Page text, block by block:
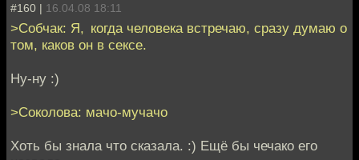
#160 | 16.04.08 18:11
>Собчак: Я, когда человека встречаю, сразу думаю о
том, каков он в сексе.
Ну-ну :)
>Соколова: мачо-мучачо
Хоть бы знала что сказала. :) Ещё бы чечако его